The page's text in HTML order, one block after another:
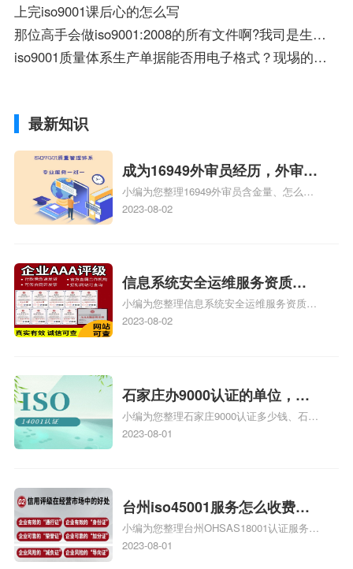
上完iso9001课后心的怎么写
那位高手会做iso9001:2008的所有文件啊?我司是生产变压器的。
iso9001质量体系生产单据能否用电子格式？现埸的第一手资料应该是用手写的吧？
最新知识
成为16949外审员经历，外审员
16949
小编为您整理16949外审员含金量、怎么才
能成为注册的TS16949:2009的外审员、我
2023-08-02
信息系统安全运维服务资质二
级费用，信息系统安全运维服
务资质二级
小编为您整理信息系统安全运维服务资质认
证证书机构有哪些、安全运维服务资质的费
体系认证知识，详情可查看下方正文！
2023-08-02
石家庄办9000认证的单位，石
家庄9000认证的公司
小编为您整理石家庄9000认证多少钱、石家
庄9000认证价格多少钱、石家庄9000认证
2023-08-01
台州iso45001服务怎么收费，
台州iso45001认证服务怎么收
费
小编为您整理台州OHSAS18001认证服务中
心哪家收费便宜、台州ISO9000认证，哪个
2023-08-01